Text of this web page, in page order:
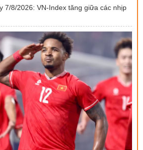
7/8/2026: VN-Index tăng giữa các nhịp